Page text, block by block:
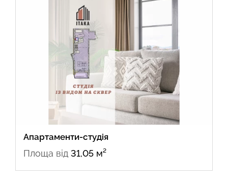
Апартаменти-студія
Площа від 31,05 м²